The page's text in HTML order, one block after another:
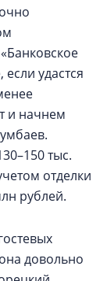
удастся
и начнем
тыс.
отделки
рублей.
довольно